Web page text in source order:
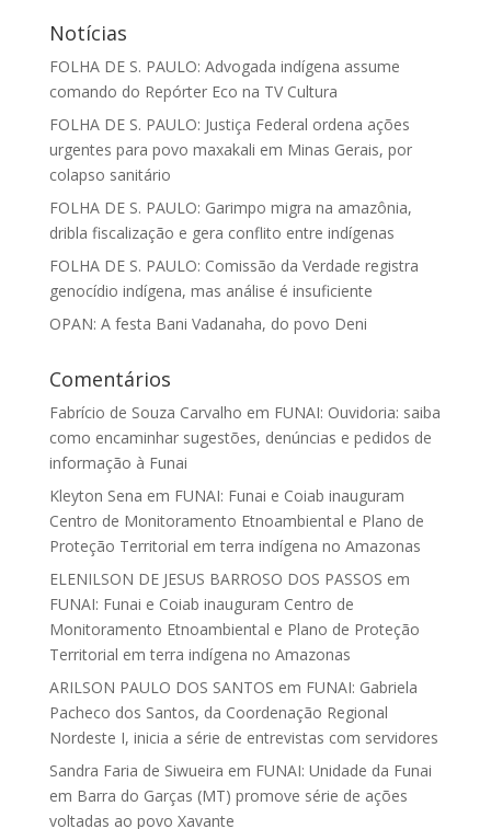
Notícias
FOLHA DE S. PAULO: Advogada indígena assume
comando do Repórter Eco na TV Cultura
FOLHA DE S. PAULO: Justiça Federal ordena ações
urgentes para povo maxakali em Minas Gerais, por
colapso sanitário
FOLHA DE S. PAULO: Garimpo migra na amazônia,
dribla fiscalização e gera conflito entre indígenas
FOLHA DE S. PAULO: Comissão da Verdade registra
genocídio indígena, mas análise é insuficiente
OPAN: A festa Bani Vadanaha, do povo Deni
Comentários
Fabrício de Souza Carvalho em FUNAI: Ouvidoria: saiba
como encaminhar sugestões, denúncias e pedidos de
informação à Funai
Kleyton Sena em FUNAI: Funai e Coiab inauguram
Centro de Monitoramento Etnoambiental e Plano de
Proteção Territorial em terra indígena no Amazonas
ELENILSON DE JESUS BARROSO DOS PASSOS em
FUNAI: Funai e Coiab inauguram Centro de
Monitoramento Etnoambiental e Plano de Proteção
Territorial em terra indígena no Amazonas
ARILSON PAULO DOS SANTOS em FUNAI: Gabriela
Pacheco dos Santos, da Coordenação Regional
Nordeste I, inicia a série de entrevistas com servidores
Sandra Faria de Siwueira em FUNAI: Unidade da Funai
em Barra do Garças (MT) promove série de ações
voltadas ao povo Xavante